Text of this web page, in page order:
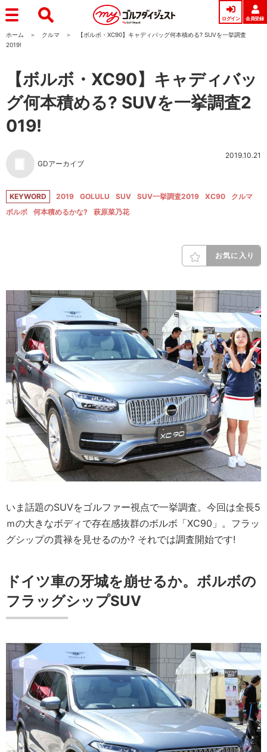
ログイン 会員登録
ホーム クルマ
【ボルボ・XC90】キャディバッグ何本積める? SUVを一挙調査
2019!
【ボルボ・XC90】キャディバッ
グ何本積める? SUVを一挙調査2
019!
GDアーカイブ
2019.10.21
KEYWORD 2019 GOLULU SUV SUV一挙調査2019 XC90
クルマ
ボルボ
何本積めるかな? 萩原菜乃花
お気に入り
いま話題のSUVをゴルファー視点で一挙調査。今回は全長5
ｍの大きなボディで存在感抜群のボルボ「XC90」。フラッ
グシップの貫禄を見せるのか? それでは調査開始です!
ドイツ車の牙城を崩せるか。ボルボの
フラッグシップSUV